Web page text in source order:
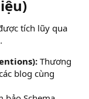
tích lũy qua
Thương
blog cùng